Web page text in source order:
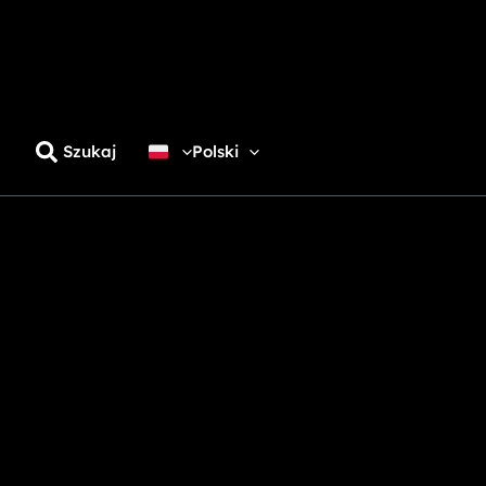
Szukaj Polski